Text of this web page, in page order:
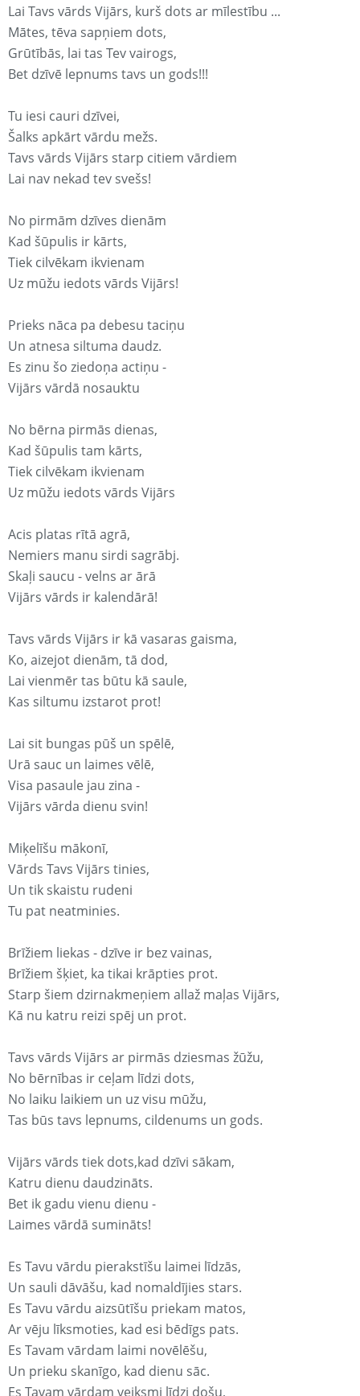
Lai Tavs vārds Vijārs, kurš dots ar mīlestību ...
Mātes, tēva sapņiem dots,
Grūtībās, lai tas Tev vairogs,
Bet dzīvē lepnums tavs un gods!!!
Tu iesi cauri dzīvei,
Šalks apkārt vārdu mežs.
Tavs vārds Vijārs starp citiem vārdiem
Lai nav nekad tev svešs!
No pirmām dzīves dienām
Kad šūpulis ir kārts,
Tiek cilvēkam ikvienam
Uz mūžu iedots vārds Vijārs!
Prieks nāca pa debesu taciņu
Un atnesa siltuma daudz.
Es zinu šo ziedoņa actiņu -
Vijārs vārdā nosauktu
No bērna pirmās dienas,
Kad šūpulis tam kārts,
Tiek cilvēkam ikvienam
Uz mūžu iedots vārds Vijārs
Acis platas rītā agrā,
Nemiers manu sirdi sagrābj.
Skaļi saucu - velns ar ārā
Vijārs vārds ir kalendārā!
Tavs vārds Vijārs ir kā vasaras gaisma,
Ko, aizejot dienām, tā dod,
Lai vienmēr tas būtu kā saule,
Kas siltumu izstarot prot!
Lai sit bungas pūš un spēlē,
Urā sauc un laimes vēlē,
Visa pasaule jau zina -
Vijārs vārda dienu svin!
Miķelīšu mākonī,
Vārds Tavs Vijārs tinies,
Un tik skaistu rudeni
Tu pat neatminies.
Brīžiem liekas - dzīve ir bez vainas,
Brīžiem šķiet, ka tikai krāpties prot.
Starp šiem dzirnakmeņiem allaž maļas Vijārs,
Kā nu katru reizi spēj un prot.
Tavs vārds Vijārs ar pirmās dziesmas žūžu,
No bērnības ir ceļam līdzi dots,
No laiku laikiem un uz visu mūžu,
Tas būs tavs lepnums, cildenums un gods.
Vijārs vārds tiek dots,kad dzīvi sākam,
Katru dienu daudzināts.
Bet ik gadu vienu dienu -
Laimes vārdā sumināts!
Es Tavu vārdu pierakstīšu laimei līdzās,
Un sauli dāvāšu, kad nomaldījies stars.
Es Tavu vārdu aizsūtīšu priekam matos,
Ar vēju līksmoties, kad esi bēdīgs pats.
Es Tavam vārdam laimi novēlēšu,
Un prieku skanīgo, kad dienu sāc.
Es Tavam vārdam veiksmi līdzi došu,